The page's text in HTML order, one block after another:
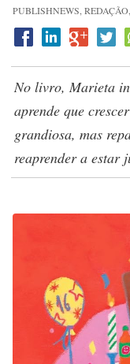
PUBLISHNEWS,
No livro, Marieta
aprende que
grandiosa, mas
reaprender a estar